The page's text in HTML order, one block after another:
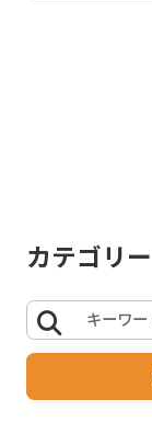
カテゴリー
キーワ